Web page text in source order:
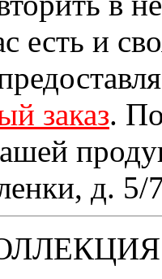
есть и
заказ.
д. 5/